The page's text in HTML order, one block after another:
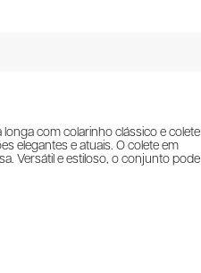
com colarinho clássico e colete
elegantes e atuais. O colete em
Versátil e estiloso, o conjunto pode